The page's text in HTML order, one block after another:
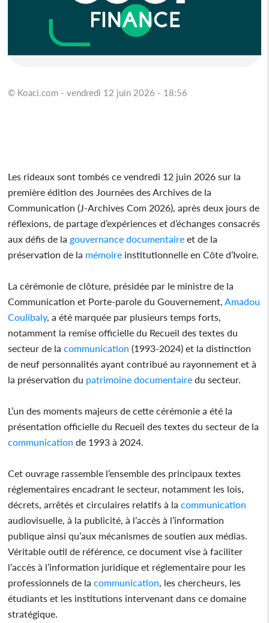
© Koaci.com - vendredi 12 juin 2026 - 18:56
Les rideaux sont tombés ce vendredi 12 juin 2026 sur la
première édition des Journées des Archives de la
Communication (J-Archives Com 2026), après deux jours de
réflexions, de partage d’expériences et d’échanges consacrés
aux défis de la gouvernance documentaire et de la
préservation de la mémoire institutionnelle en Côte d’Ivoire.
La cérémonie de clôture, présidée par le ministre de la
Communication et Porte-parole du Gouvernement, Amadou
Coulibaly, a été marquée par plusieurs temps forts,
notamment la remise officielle du Recueil des textes du
secteur de la communication (1993-2024) et la distinction
de neuf personnalités ayant contribué au rayonnement et à
la préservation du patrimoine documentaire du secteur.
L’un des moments majeurs de cette cérémonie a été la
présentation officielle du Recueil des textes du secteur de la
communication de 1993 à 2024.
Cet ouvrage rassemble l’ensemble des principaux textes
réglementaires encadrant le secteur, notamment les lois,
décrets, arrêtés et circulaires relatifs à la communication
audiovisuelle, à la publicité, à l’accès à l’information
publique ainsi qu’aux mécanismes de soutien aux médias.
Véritable outil de référence, ce document vise à faciliter
l’accès à l’information juridique et réglementaire pour les
professionnels de la communication , les chercheurs, les
étudiants et les institutions intervenant dans ce domaine
stratégique.